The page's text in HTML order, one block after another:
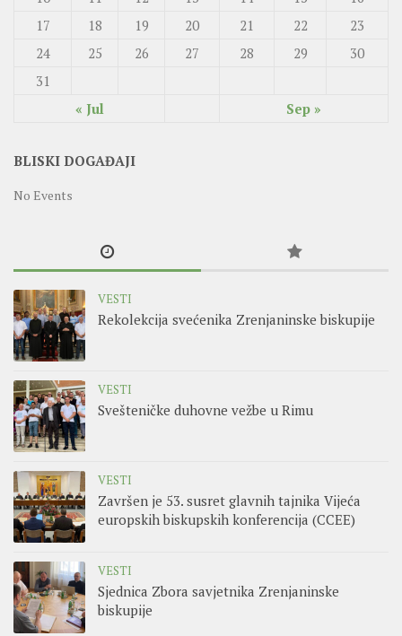
« Jul Sep »
17
18 19 20 21 22
23
24
25 26 27 28 29
30
31
BLISKI DOGAĐAJI
No Events
VESTI
Rekolekcija svećenika Zrenjaninske biskupije
VESTI
Svešteničke duhovne vežbe u Rimu
VESTI
Završen je 53. susret glavnih tajnika Vijeća
europskih biskupskih konferencija (CCEE)
VESTI
Sjednica Zbora savjetnika Zrenjaninske
biskupije